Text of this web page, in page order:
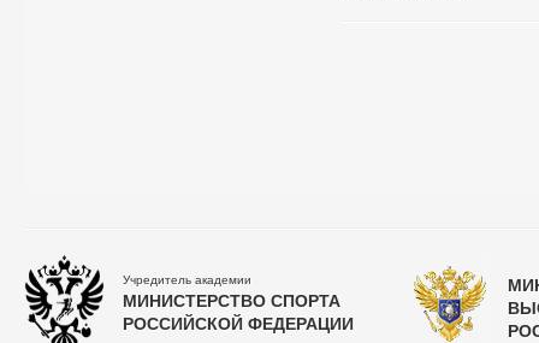
Учредитель академии
МИНИСТЕРСТВО СПОРТА
РОССИЙСКОЙ ФЕДЕРАЦИИ